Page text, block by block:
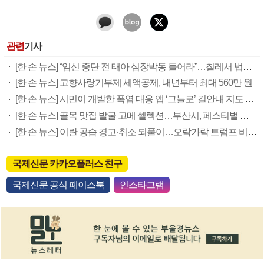
관련기사
[한 손 뉴스] “임신 중단 전 태아 심장박동 들어라”…칠레서 법안 발의 ‘논란’
[한 손 뉴스] 고향사랑기부제 세액공제, 내년부터 최대 560만 원
[한 손 뉴스] 시민이 개발한 폭염 대응 앱 ‘그늘로’ 길안내 지도 등 인기
[한 손 뉴스] 골목 맛집 발굴 고메 셀렉션…부산시, 페스티벌 시월 연계
[한 손 뉴스] 이란 공습 경고·취소 되풀이…오락가락 트럼프 비꼰 ‘타코’
국제신문 카카오플러스 친구
국제신문 공식 페이스북 인스타그램